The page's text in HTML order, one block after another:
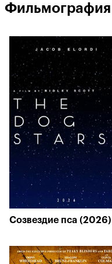
Фильмография
Созвездие пса (2026)